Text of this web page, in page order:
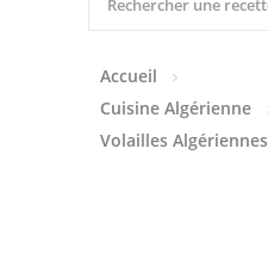
Entrées Froides
Tajines
Accueil
Cuisine Algérienne
Volailles Algériennes